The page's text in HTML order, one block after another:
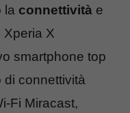
la connettività e
Xperia X
smartphone top
di connettività
Fi Miracast,